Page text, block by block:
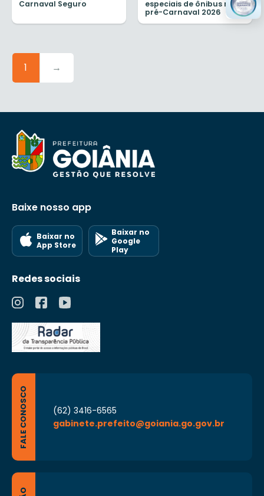
Carnaval Seguro
especiais de ônibus no
pré-Carnaval 2026
1 →
Baixe nosso app
Baixar no
App Store
Baixar no
Google
Play
Redes sociais
FALE CONOSCO
(62) 3416-6565
gabinete.prefeito@goiania.go.gov.br